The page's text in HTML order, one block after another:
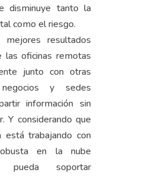
disminuye tanto la
como el riesgo.
mejores resultados
las oficinas remotas
junto con otras
y sedes
información sin
Y considerando que
está trabajando con
en la nube
pueda soportar